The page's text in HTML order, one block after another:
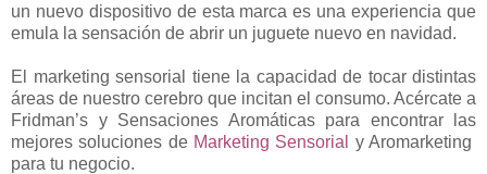
un nuevo dispositivo de esta marca es una experiencia que
emula la sensación de abrir un juguete nuevo en navidad.
El marketing sensorial tiene la capacidad de tocar distintas
áreas de nuestro cerebro que incitan el consumo. Acércate a
Fridman’s y Sensaciones Aromáticas para encontrar las
mejores soluciones de Marketing Sensorial
y Aromarketing
para tu negocio.